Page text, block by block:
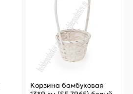
Корзина бамбуковая